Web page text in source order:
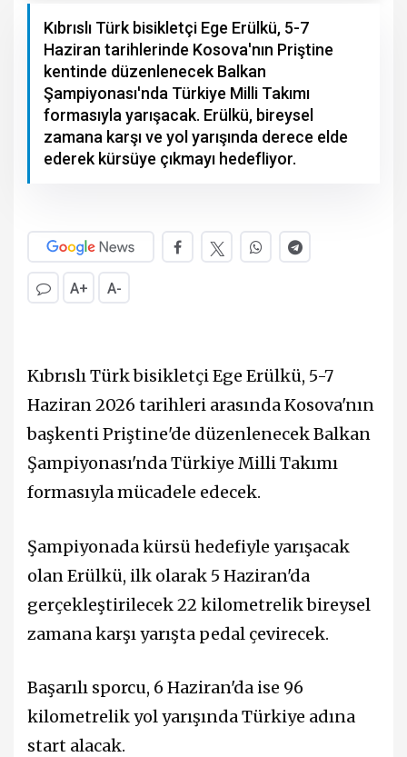
Kıbrıslı Türk bisikletçi Ege Erülkü, 5-7
Haziran tarihlerinde Kosova'nın Priştine
kentinde düzenlenecek Balkan
Şampiyonası'nda Türkiye Milli Takımı
formasıyla yarışacak. Erülkü, bireysel
zamana karşı ve yol yarışında derece elde
ederek kürsüye çıkmayı hedefliyor.
A+ A-
Kıbrıslı Türk bisikletçi Ege Erülkü, 5-7
Haziran 2026 tarihleri arasında Kosova'nın
başkenti Priştine'de düzenlenecek Balkan
Şampiyonası'nda Türkiye Milli Takımı
formasıyla mücadele edecek.
Şampiyonada kürsü hedefiyle yarışacak
olan Erülkü, ilk olarak 5 Haziran'da
gerçekleştirilecek 22 kilometrelik bireysel
zamana karşı yarışta pedal çevirecek.
Başarılı sporcu, 6 Haziran'da ise 96
kilometrelik yol yarışında Türkiye adına
start alacak.